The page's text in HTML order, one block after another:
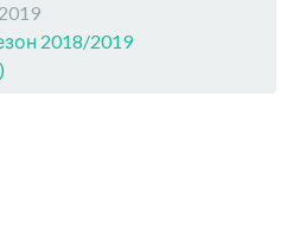
2018/2019